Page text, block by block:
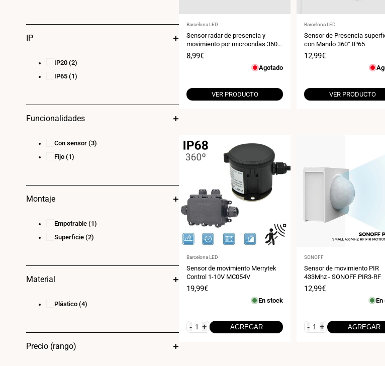
Proveedor:
Barcelona LED
Sensor radar de presencia y
movimiento por microondas 360º
5.8GHz IP20
Precio
8,99€
Agotado
VER PRODUCTO
Proveedor:
Barcelona LED
Sensor de Presencia
con Mando 360° IP65
Precio
12,99€
VER PRODUCTO
Proveedor:
Barcelona LED
Sensor de movimiento Merrytek
Control 1-10V MC054V
Precio
19,99€
En stock
- + AGREGAR
Proveedor:
SONOFF
Sensor de movimiento PIR
433Mhz - SONOFF PIR3-RF
Precio
12,99€
- + AGREGAR
IP
IP20 (2)
IP65 (1)
Funcionalidades
Con sensor (3)
Fijo (1)
Montaje
Empotrable (1)
Superficie (2)
Material
Plástico (4)
Precio (rango)